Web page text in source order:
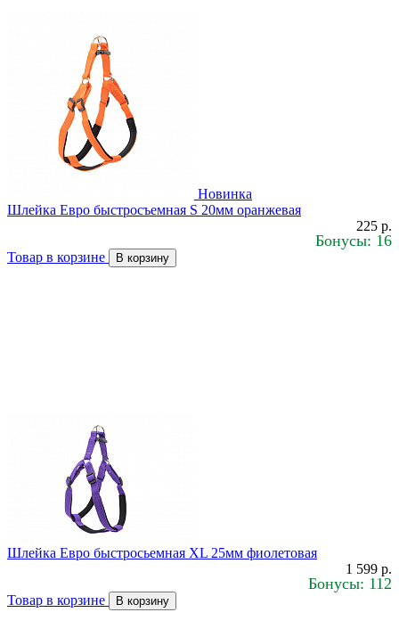
Новинка
Шлейка Евро быстросъемная S 20мм оранжевая
225 р.
Бонусы: 16
Товар в корзине В корзину
Шлейка Евро быстросьемная ХL 25мм фиолетовая
1 599 р.
Бонусы: 112
Товар в корзине В корзину